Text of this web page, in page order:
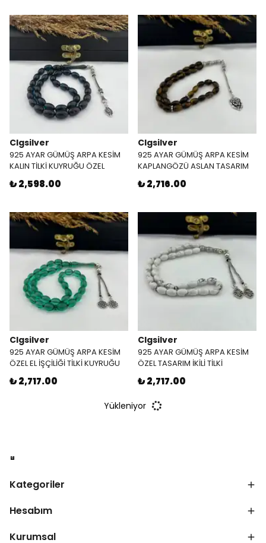
Clgsilver
925 AYAR GÜMÜŞ ARPA KESİM
KALIN TİLKİ KUYRUĞU ÖZEL
TASARIM PÜSKÜL MAVİ ATEŞ
KEHRİBAR TESBİH
₺ 2,598.00
Clgsilver
925 AYAR GÜMÜŞ ARPA KESİM
KAPLANGÖZÜ ASLAN TASARIM
TEKLİ TİLKİ KUYRUĞU PÜSKÜL
TESBİH
₺ 2,716.00
Clgsilver
925 AYAR GÜMÜŞ ARPA KESİM
ÖZEL EL İŞÇİLİĞİ TİLKİ KUYRUĞU
İKİLİ PÜSKÜL TASARIM SU YEŞİLİ
ATEŞ KEHRİBAR TESBİH
₺ 2,717.00
Clgsilver
925 AYAR GÜMÜŞ ARPA KESİM
ÖZEL TASARIM İKİLİ TİLKİ
KUYRUĞU PÜSKÜL BEYAZ HAVLİT
TAŞI DOĞAL TAŞ TESBİH
₺ 2,717.00
Yükleniyor
Kategoriler
Hesabım
Kurumsal